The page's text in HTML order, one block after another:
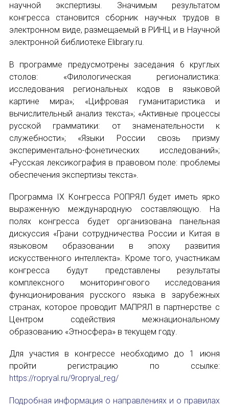
Международный форум TERRA RUSISTICA
Семинар в Абу-Даби: Русский язык и
Международный форум TERRA RUSISTICA в
«Вопросы русского языка в юридических
Конференция по переводу в Малаге
«Дар речи: развитие языковой способности
Год Ф.М. Достоевского: обзор мероприятий
Международный образовательно-
Форум в Гаване «Русская литература в
Мобильное приложение TORFL GO
БИБЛИОТЕКА МАПРЯЛ
+7 953 347-74-80
info@mapryal.org
научной экспертизы. Значимым результатом
конгресса становится сборник научных трудов в
электронном виде, размещаемый в РИНЦ и в Научной
электронной библиотеке Elibrary.ru.
В программе предусмотрены заседания 6 круглых
столов: «Филологическая регионалистика:
исследования региональных кодов в языковой
картине мира»; «Цифровая гуманитаристика и
вычислительный анализ текста»; «Активные процессы
русской грамматики: от знаменательности к
служебности»; «Языки России свозь призму
экспериментально-фонетических исследований»;
«Русская лексикография в правовом поле: проблемы
обеспечения экспертизы текста».
Программа IX Конгресса РОПРЯЛ будет иметь ярко
выраженную международную составляющую. На
полях конгресса будет организована панельная
дискуссия «Грани сотрудничества России и Китая в
языковом образовании в эпоху развития
искусственного интеллекта». Кроме того, участникам
конгресса будут представлены результаты
комплексного мониторингового исследования
функционирования русского языка в зарубежных
странах, которое проводит МАПРЯЛ в партнерстве с
Центром содействия межнациональному
образованию «Этносфера» в текущем году.
Для участия в конгрессе необходимо до 1 июня
пройти регистрацию по ссылке:
https://ropryal.ru/9ropryal_reg/
Подробная информация о направлениях и о правилах
E-MAIL
СООБЩЕНИЕ
Отправить
E-MAIL